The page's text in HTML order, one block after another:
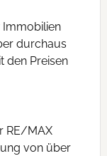
Immobilien
durchaus
den Preisen
RE/MAX
von über